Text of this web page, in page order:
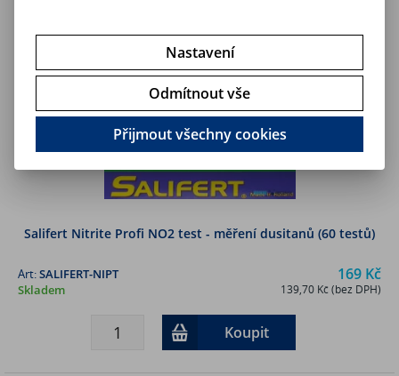
Salifert Nitrite Profi NO2 test - měření dusitanů (60 testů)
169 Kč
139,70 Kč (bez DPH)
Art:SALIFERT-NIPT
Skladem
Koupit
Nastavení
Odmítnout vše
Přijmout všechny cookies